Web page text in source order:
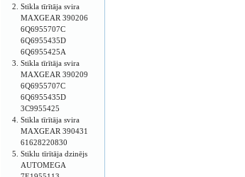
Stikla tīrītāja svira
MAXGEAR 390206
6Q6955707C
6Q6955435D
6Q6955425A
Stikla tīrītāja svira
MAXGEAR 390209
6Q6955707C
6Q6955435D
3C9955425
Stikla tīrītāja svira
MAXGEAR 390431
61628220830
Stiklu tīrītāja dzinējs
AUTOMEGA